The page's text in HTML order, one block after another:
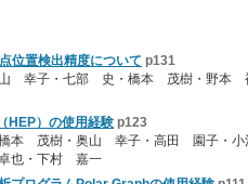
位置検出精度について p131
幸子・七部 史・橋本 茂樹・野本
HEP）の使用経験 p123
本 茂樹・奥山 幸子・高田 園子・
也・下村 嘉一